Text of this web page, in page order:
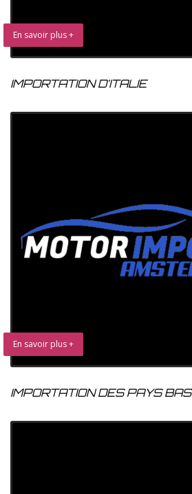
En savoir plus +
IMPORTATION D’ITALIE
En savoir plus +
IMPORTATION DES PAYS BAS